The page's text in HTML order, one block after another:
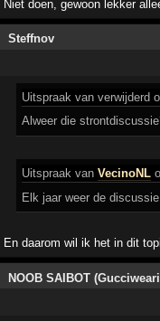
Niet doen, gewoon lekker
Steffnov
Uitspraak van verwijderd
Alweer die
Uitspraak vanVecinoNL
Elk jaar weer de
En daarom wil ik het in dit
NOOB SAIBOT